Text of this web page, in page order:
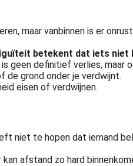
maar vanbinnen is er
betekent dat iets niet
geen definitief verlies, maar
de grond onder je verdwijnt.
eisen of verdwijnen.
niet te hopen dat iemand
afstand zo hard